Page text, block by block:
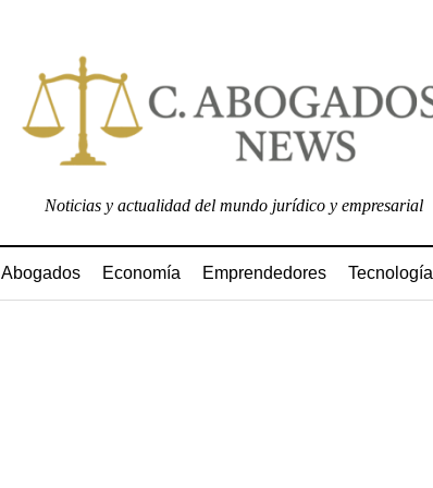
Noticias y actualidad del mundo jurídico y empresarial
Abogados Economía Emprendedores Tecnología